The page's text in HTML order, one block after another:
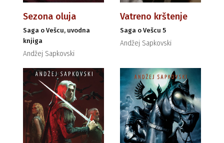
Sezona oluja
Saga o Vešcu, uvodna
knjiga
Andžej Sapkovski
Vatreno krštenje
Saga o Vešcu 5
Andžej Sapkovski